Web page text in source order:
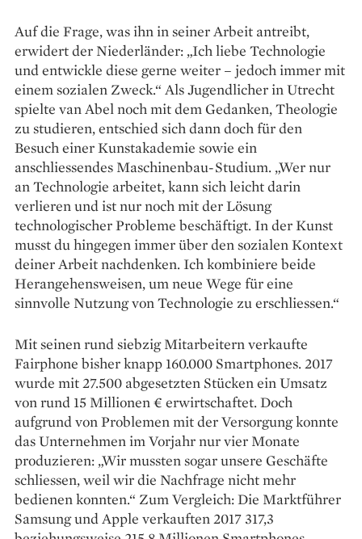
Auf die Frage, was ihn in seiner Arbeit antreibt,
erwidert der Niederländer: „Ich liebe Technologie
und entwickle diese gerne weiter – jedoch immer mit
einem sozialen Zweck.“ Als Jugendlicher in Utrecht
spielte van Abel noch mit dem Gedanken, Theologie
zu studieren, entschied sich dann doch für den
Besuch einer Kunstakademie sowie ein
anschliessendes Maschinenbau-Studium. „Wer nur
an Technologie arbeitet, kann sich leicht darin
verlieren und ist nur noch mit der Lösung
technologischer Probleme beschäftigt. In der Kunst
musst du hingegen immer über den sozialen Kontext
deiner Arbeit nachdenken. Ich kombiniere beide
Herangehensweisen, um neue Wege für eine
sinnvolle Nutzung von Technologie zu erschliessen.“
Mit seinen rund siebzig Mitarbeitern verkaufte
Fairphone bisher knapp 160.000 Smartphones. 2017
wurde mit 27.500 abgesetzten Stücken ein Umsatz
von rund 15 Millionen € erwirtschaftet. Doch
aufgrund von Problemen mit der Versorgung konnte
das Unternehmen im Vorjahr nur vier Monate
produzieren: „Wir mussten sogar unsere Geschäfte
schliessen, weil wir die Nachfrage nicht mehr
bedienen konnten.“ Zum Vergleich: Die Marktführer
Samsung und Apple verkauften 2017 317,3